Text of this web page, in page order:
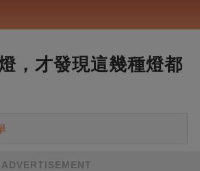
，才發現這幾種燈都
ADVERTISEMENT